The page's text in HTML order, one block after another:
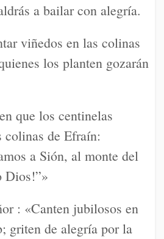
a bailar con alegría.
viñedos en las colinas
los planten gozarán
que los centinelas
colinas de Efraín:
a Sión, al monte del
Dios!”»
: «Canten jubilosos en
griten de alegría por la